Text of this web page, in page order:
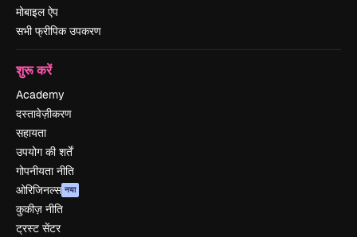
मोबाइल ऐप
सभी फ्रीपिक उपकरण
शुरू करें
Academy
दस्तावेज़ीकरण
सहायता
उपयोग की शर्तें
गोपनीयता नीति
ओरिजिनल्स नया
कुकीज़ नीति
ट्रस्ट सेंटर